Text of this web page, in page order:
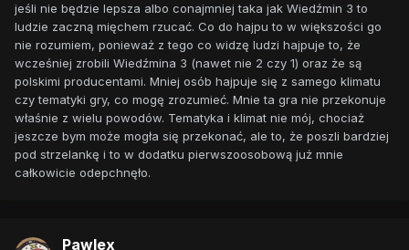
jeśli nie będzie lepsza albo conajmniej taka jak Wiedźmin 3 to
ludzie zaczną mięchem rzucać. Co do hajpu to w większości go
nie rozumiem, ponieważ z tego co widzę ludzi hajpuje to, że
wcześniej zrobili Wiedźmina 3 (nawet nie 2 czy 1) oraz że są
polskimi producentami. Mniej osób hajpuje się z samego klimatu
czy tematyki gry, co mogę zrozumieć. Mnie ta gra nie przekonuje
właśnie z wielu powodów. Tematyka i klimat nie mój, chociaż
jeszcze bym może mogła się przekonać, ale to, że poszli bardziej
pod strzelankę i to w dodatku pierwszoosobową już mnie
całkowicie odepchnęło.
Pawlex